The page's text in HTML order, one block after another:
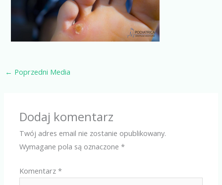
← Poprzedni Media
Dodaj komentarz
Twój adres email nie zostanie opublikowany.
Wymagane pola są oznaczone*
Komentarz*